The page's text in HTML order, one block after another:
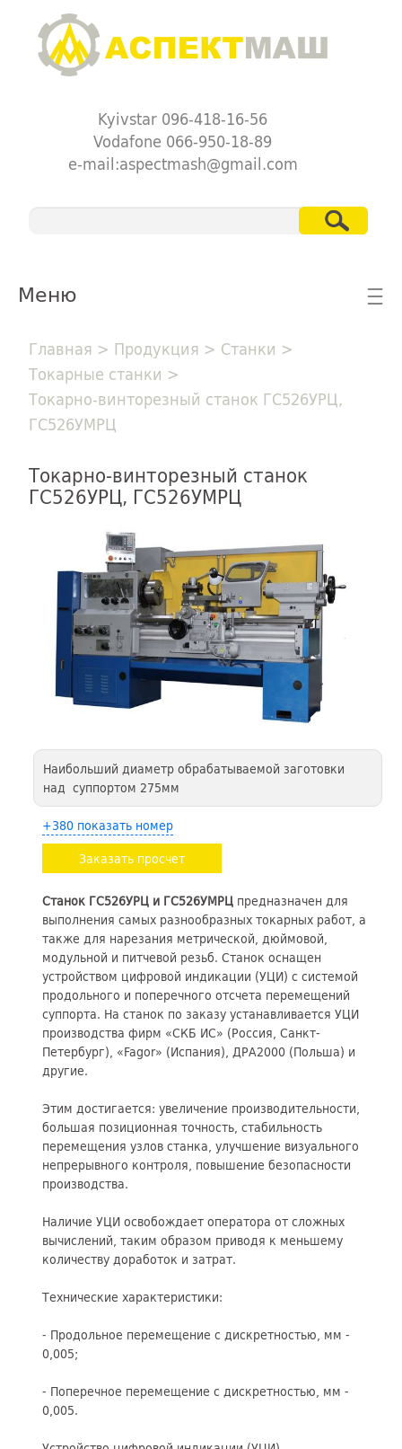
Kyivstar 096-418-16-56
Vodafone 066-950-18-89
e-mail:aspectmash@gmail.com
Меню ☰
Главная > Продукция > Станки >
Токарные станки >
Токарно-винторезный станок ГС526УРЦ,
ГС526УМРЦ
Токарно-винторезный станок
ГС526УРЦ, ГС526УМРЦ
Наибольший диаметр обрабатываемой заготовки
над суппортом 275мм
+380 показать номер
Заказать просчет
Станок ГС526УРЦ и ГС526УМРЦ предназначен для
выполнения самых разнообразных токарных работ, а
также для нарезания метрической, дюймовой,
модульной и питчевой резьб. Станок оснащен
устройством цифровой индикации (УЦИ) с системой
продольного и поперечного отсчета перемещений
суппорта. На станок по заказу устанавливается УЦИ
производства фирм «СКБ ИС» (Россия, Санкт-
Петербург), «Fagor» (Испания), ДРА2000 (Польша) и
другие.
Этим достигается: увеличение производительности,
большая позиционная точность, стабильность
перемещения узлов станка, улучшение визуального
непрерывного контроля, повышение безопасности
производства.
Наличие УЦИ освобождает оператора от сложных
вычислений, таким образом приводя к меньшему
количеству доработок и затрат.
Технические характеристики:
- Продольное перемещение с дискретностью, мм -
0,005;
- Поперечное перемещение с дискретностью, мм -
0,005.